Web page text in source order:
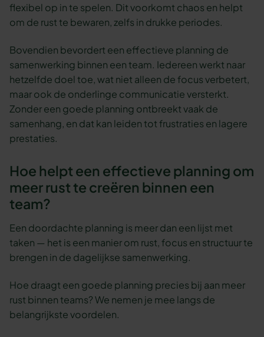
flexibel op in te spelen. Dit voorkomt chaos en helpt
om de rust te bewaren, zelfs in drukke periodes.
Bovendien bevordert een effectieve planning de
samenwerking binnen een team. Iedereen werkt naar
hetzelfde doel toe, wat niet alleen de focus verbetert,
maar ook de onderlinge communicatie versterkt.
Zonder een goede planning ontbreekt vaak de
samenhang, en dat kan leiden tot frustraties en lagere
prestaties.
Hoe helpt een effectieve planning om
meer rust te creëren binnen een
team?
Een doordachte planning is meer dan een lijst met
taken — het is een manier om rust, focus en structuur te
brengen in de dagelijkse samenwerking.
Hoe draagt een goede planning precies bij aan meer
rust binnen teams? We nemen je mee langs de
belangrijkste voordelen.